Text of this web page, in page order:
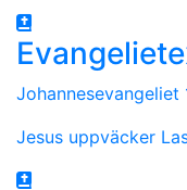
Johannesevangeliet
Jesus uppväcker